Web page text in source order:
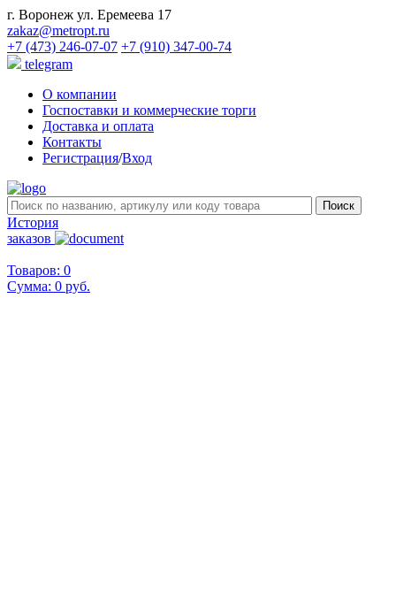
г. Воронеж ул. Еремеева 17
zakaz@metropt.ru
+7 (473) 246-07-07 +7 (910) 347-00-74
telegram
О компании
Госпоставки и коммерческие торги
Доставка и оплата
Контакты
Регистрация/Вход
История
заказов
Товаров: 0
Сумма: 0 руб.